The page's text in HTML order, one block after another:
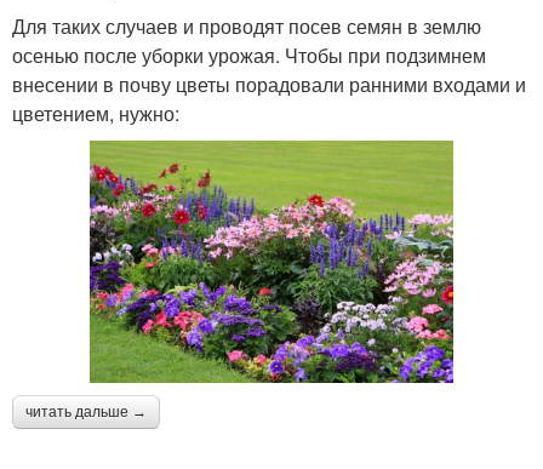
Для таких случаев и проводят посев семян в землю
осенью после уборки урожая. Чтобы при подзимнем
внесении в почву цветы порадовали ранними входами и
цветением, нужно:
читать дальше →